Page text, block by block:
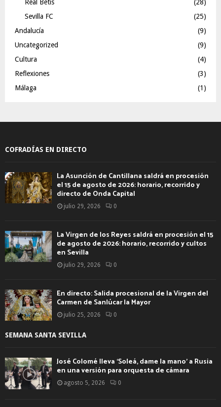
Real Betis
(28)
Sevilla FC
(25)
Andalucía
(9)
Uncategorized
(9)
Cultura
(4)
Reflexiones
(3)
Málaga
(1)
COFRADÍAS EN DIRECTO
La Asunción de Cantillana saldrá en procesión
el 15 de agosto de 2026: horario, recorrido y
directo de Onda Capital
julio 29, 2026 0
La Virgen de los Reyes saldrá en procesión el 15
de agosto de 2026: horario, recorrido y cultos
en Sevilla
julio 29, 2026 0
En directo: Salida procesional de la Virgen del
Carmen de Sanlúcar la Mayor
julio 25, 2026 0
SEMANA SANTA SEVILLA
José Colomé lleva ‘Soleá, dame la mano’ a Rusia
en una versión para orquesta de cámara
agosto 5, 2026 0